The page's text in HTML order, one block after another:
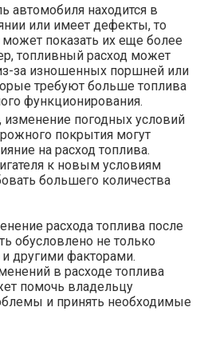
автомобиля находится в
или имеет дефекты, то
показать их еще более
топливный расход может
за изношенных поршней или
требуют больше топлива
функционирования.
изменение погодных условий
покрытия могут
на расход топлива.
к новым условиям
большего количества
расхода топлива после
обусловлено не только
другими факторами.
в расходе топлива
помочь владельцу
и принять необходимые